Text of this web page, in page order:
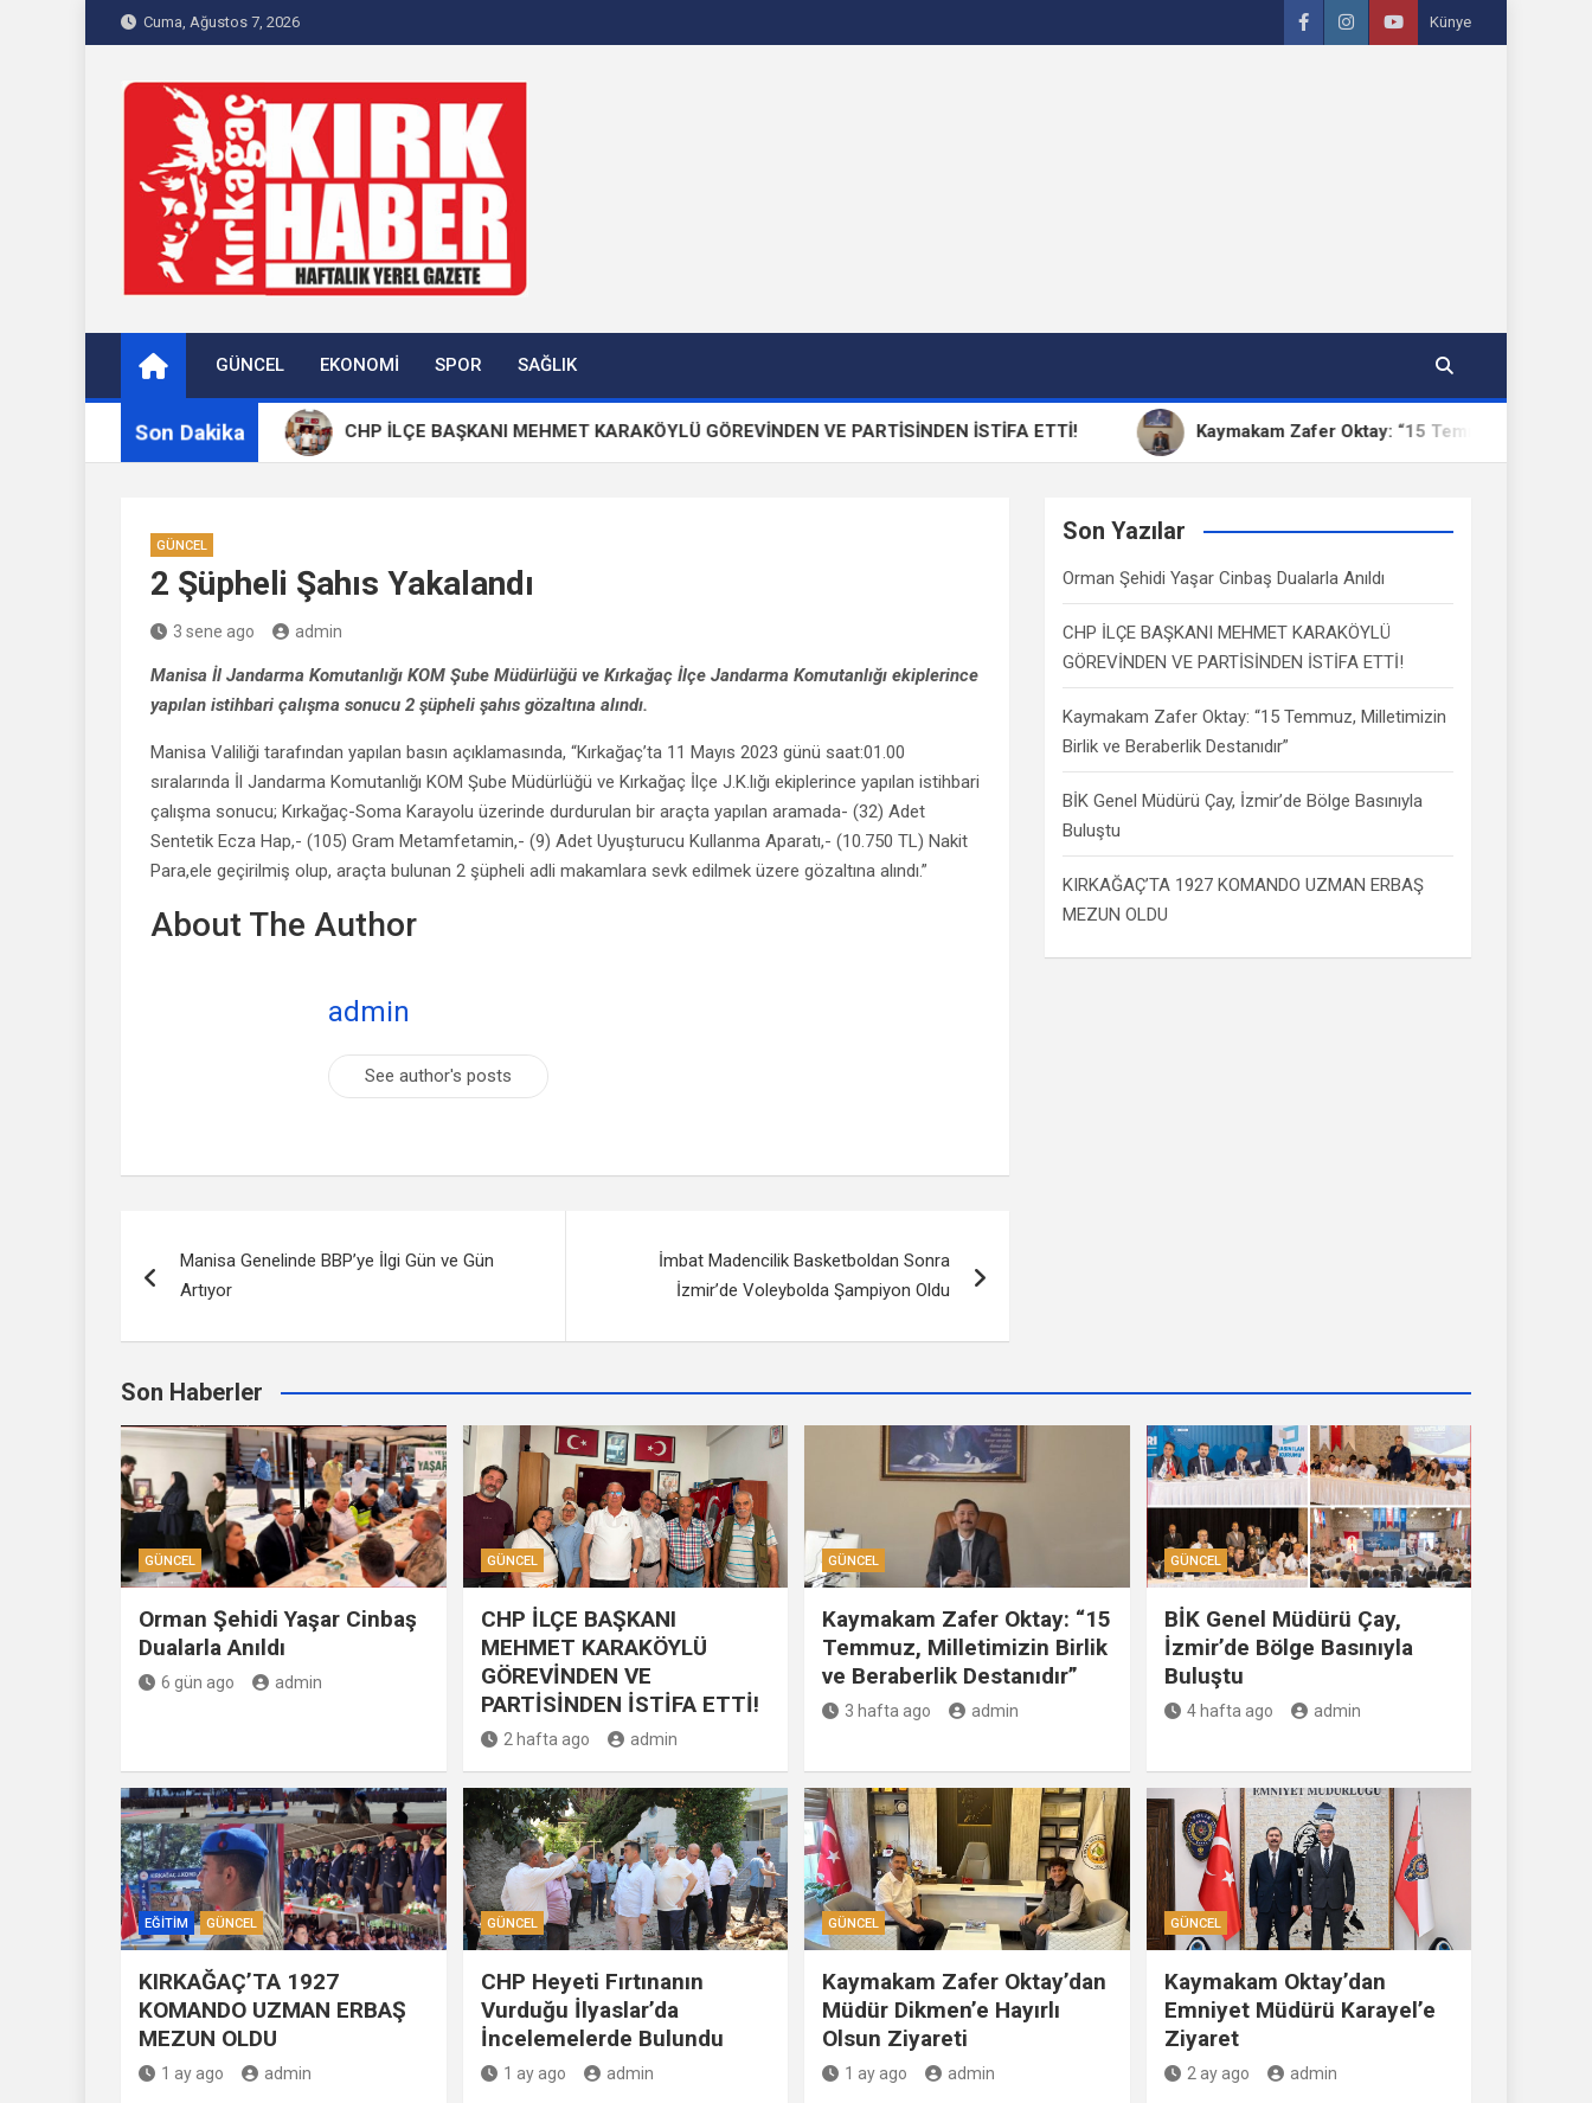
to
Cuma, Ağustos 7, 2026 Künye
Kırkağaç 40Haber
GÜNCEL EKONOMI SPOR SAĞLIK
Son Dakika
Dualarla Anıldı CHP İLÇE BAŞKANI MEHMET KARAKÖYLÜ GÖREVİNDEN VE PARTİSİNDEN İSTİFA ETTİ! Kaymakam Zafer Oktay: “15 Temmuz, Milletimizin Birlik
GÜNCEL
2 Şüpheli Şahıs Yakalandı
3 sene ago admin
Manisa İl Jandarma Komutanlığı KOM Şube Müdürlüğü ve Kırkağaç İlçe Jandarma Komutanlığı ekiplerince
yapılan istihbari çalışma sonucu 2 şüpheli şahıs gözaltına alındı.
Manisa Valiliği tarafından yapılan basın açıklamasında, “Kırkağaç’ta 11 Mayıs 2023 günü saat:01.00
sıralarında İl Jandarma Komutanlığı KOM Şube Müdürlüğü ve Kırkağaç İlçe J.K.lığı ekiplerince yapılan istihbari
çalışma sonucu; Kırkağaç-Soma Karayolu üzerinde durdurulan bir araçta yapılan aramada- (32) Adet
Sentetik Ecza Hap,- (105) Gram Metamfetamin,- (9) Adet Uyuşturucu Kullanma Aparatı,- (10.750 TL) Nakit
Para,ele geçirilmiş olup, araçta bulunan 2 şüpheli adli makamlara sevk edilmek üzere gözaltına alındı.”
About The Author
admin
See author's posts
dolaşımı
Manisa Genelinde BBP’ye İlgi Gün ve Gün
Artıyor
İmbat Madencilik Basketboldan Sonra
İzmir’de Voleybolda Şampiyon Oldu
Son Yazılar
Orman Şehidi Yaşar Cinbaş Dualarla Anıldı
CHP İLÇE BAŞKANI MEHMET KARAKÖYLÜ
GÖREVİNDEN VE PARTİSİNDEN İSTİFA ETTİ!
Kaymakam Zafer Oktay: “15 Temmuz, Milletimizin
Birlik ve Beraberlik Destanıdır”
BİK Genel Müdürü Çay, İzmir’de Bölge Basınıyla
Buluştu
KIRKAĞAÇ’TA 1927 KOMANDO UZMAN ERBAŞ
MEZUN OLDU
Son Haberler
GÜNCEL
Orman Şehidi Yaşar Cinbaş
Dualarla Anıldı
6 gün ago admin
GÜNCEL
CHP İLÇE BAŞKANI
MEHMET KARAKÖYLÜ
GÖREVİNDEN VE
PARTİSİNDEN İSTİFA ETTİ!
2 hafta ago admin
GÜNCEL
Kaymakam Zafer Oktay: “15
Temmuz, Milletimizin Birlik
ve Beraberlik Destanıdır”
3 hafta ago admin
GÜNCEL
BİK Genel Müdürü Çay,
İzmir’de Bölge Basınıyla
Buluştu
4 hafta ago admin
EĞITIM GÜNCEL
KIRKAĞAÇ’TA 1927
KOMANDO UZMAN ERBAŞ
MEZUN OLDU
1 ay ago admin
GÜNCEL
CHP Heyeti Fırtınanın
Vurduğu İlyaslar’da
İncelemelerde Bulundu
1 ay ago admin
GÜNCEL
Kaymakam Zafer Oktay’dan
Müdür Dikmen’e Hayırlı
Olsun Ziyareti
1 ay ago admin
GÜNCEL
Kaymakam Oktay’dan
Emniyet Müdürü Karayel’e
Ziyaret
2 ay ago admin